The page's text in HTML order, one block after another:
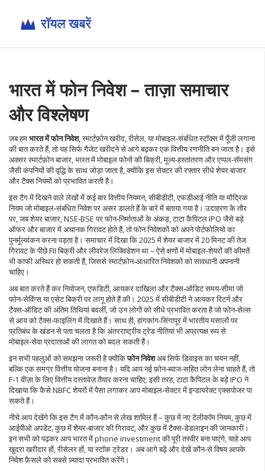
भारत में फोन निवेश – ताज़ा समाचार
और विश्लेषण
जब हमभारत में फोन निवेश,स्मार्टफ़ोन खरीद, रीसेल, या मोबाइल‑संबंधित स्टॉक्स में पूँजी लगाना
की बात करते हैं, तो यह सिर्फ गैजेट खरीदने से आगे बढ़कर एक वित्तीय रणनीति बन जाता है। इसे
अक्सरस्मार्टफ़ोन बाजार,भारत में मोबाइल फोनों की बिक्री, मूल्य‑हस्तांतरण और एप्पल‑सॅमसंग
जैसी कंपनियों की वृद्धिके साथ जोड़ा जाता है, क्योंकि इस सेक्टर की रफ्तार सीधे शेयर बाजार
और टैक्स नियमों को प्रभावित करती है।
इस टैग में दिखने वाले लेखों में कई बारवित्तीय नियमन,सीबीडीटी, एफडीआई नीति या मौद्रिक
नियम जो मोबाइल‑संबंधित निवेश पर असर डालते हैंके बारे में बताया गया है। उदाहरण के तौर
पर, जबशेयर बाजार,NSE‑BSE पर फोन‑निर्माताओं के अंकड़, टाटा कैपिटल IPO जैसे बड़े
ऑफर और बाजार में अचानक गिरावटहोते हैं, तो फोन निवेशकों को अपने पोर्टफोलियो का
पुनर्मूल्यांकन करना पड़ता है। समाचार में दिखा कि 2025 में शेयर बाजार में 20 मिनट की तेज
गिरावट के पीछे FII बिक्री और लीवरेज लिक्विडेशन था – ऐसे क्षणों में मोबाइल‑शेयरों की कीमतें
भी काफी अस्थिर हो सकती हैं, जिससे स्मार्टफ़ोन‑आधारित निवेशकों को सावधानी अपनानी
चाहिए।
अब बात करते हैंकर नियोजन,एफडिटी, आयकर दाखिला और टैक्स‑ऑडिट समय‑सीमा जो
फोन‑सेविंग्स या एसेट बिक्री पर लागू होते हैंकी। 2025 में सीबीडीटी ने आयकर रिटर्न और
टैक्स‑ऑडिट की अंतिम तिथियां बदलीं, जो उन लोगों को सीधे प्रभावित करता है जो फोन‑सेल्स
से आय को टैक्स‑फाइलिंग में दिखाते हैं। साथ ही, हांगकांग‑सिंगापूर में भारतीय मसालों पर
प्रतिबंध के खंडन से पता चलता है कि अंतरराष्ट्रीय ट्रेड नीतियां भी अप्रत्यक्ष रूप से
मोबाइल‑सेवा प्रदाताओं की लागत को बदल सकती हैं।
इन सभी पहलुओं को समझना जरूरी है क्योंकिफोन निवेशअब सिर्फ डिवाइस का चयन नहीं,
बल्कि एक समग्र वित्तीय योजना बनाना है। यदि आप नई फ़ोन‑ब्याज‑सहित लोन लेना चाहते हैं, तो
F‑1 वीज़ा के लिए वित्तीय दस्तावेज़ तैयार करना चाहिए; इसी तरह, टाटा कैपिटल के बड़े IPO ने
दिखाया कि कैसे NBFC शेयरों में पैसा लगाकर आप मोबाइल‑सेक्टर में इन्डायरेक्ट एक्सपोजर पा
सकते हैं।
नीचे आप देखेंगे कि इस टैग में कौन‑कौन से लेख शामिल हैं – कुछ में नए टेलीकॉम नियम, कुछ में
आईपीओ अपडेट, कुछ में शेयर‑बाजार की गिरावट, और कुछ में टैक्स‑डेडलाइन की जानकारी।
इन सभी को पढ़कर आप भारत में phone investment की पूरी तस्वीर बना पाएंगे, चाहे आप
खुदरा खरीदार हों, रीसेलर हों, या स्टॉक ट्रेडर। अब आगे बढ़ें और देखें कौन‑से विषय आपके
निवेश फ़ैसले को सबसे ज़्यादा प्रभावित करेंगे।